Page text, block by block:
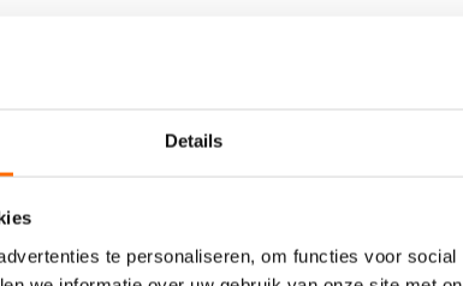
Details
te personaliseren, om functies voor
aan de PPWR. In het LabelAcademy
Labels and Packaging’ aangekondigd.
hoe men kan voldoen aan de EU-wet­geving,’
verwacht, zal zeker bedachtzaamheid qua
KIDV, het Kennisinstituut Duurzaam Verpakken.